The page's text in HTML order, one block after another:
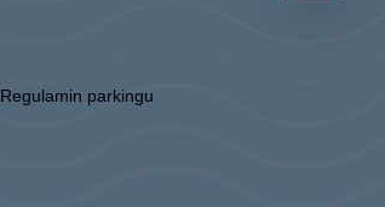
» Regulamin parkingu